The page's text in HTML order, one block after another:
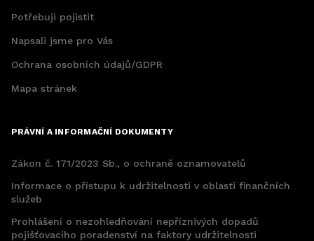
Potřebuji pojistit
Napsali jsme pro Vás
Ochrana osobních údajů/GDPR
Mapa stránek
PRÁVNÍ A INFORMAČNÍ DOKUMENTY
Zákon č. 171/2023 Sb., o ochraně oznamovatelů
Informace o přístupu k udržitelnosti v oblasti finančních
služeb
Prohlášení o nezohledňování nepříznivých dopadů
pojišťovacího poradenství na faktory udržitelnosti